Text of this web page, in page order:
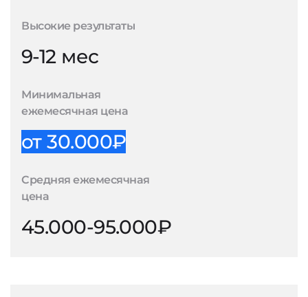
Высокие результаты
9-12 мес
Минимальная
ежемесячная цена
от 30.000₽
Средняя ежемесячная
цена
45.000-95.000₽